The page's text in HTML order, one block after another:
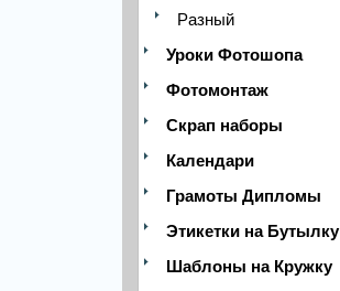
Разный
Уроки Фотошопа
Фотомонтаж
Скрап наборы
Календари
Грамоты Дипломы
Этикетки на Бутылку
Шаблоны на Кружку